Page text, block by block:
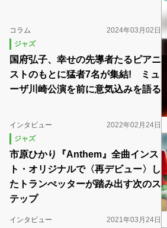
コラム
2024年03月02日
ジャズ
国府弘子、幸せの先導者たるピアニ
ストのもとに猛者7名が集結! ミュ
ーザ川崎公演を前に意気込みを語る
インタビュー
2022年02月24日
ジャズ
市原ひかり『Anthem』全曲インス
ト・オリジナルで〈再デビュー〉し
たトランぺッターが踏み出す次のス
テップ
インタビュー
2021年03月24日